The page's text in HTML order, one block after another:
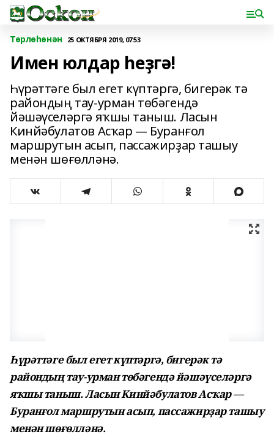
Төрлөһөнән 25 ОКТЯБРЯ 2019, 07:53
Имен юлдар һеҙгә!
Һүрәттәге был егет күптәргә, бигерәк тә
райондың тау-урман төбәгендә
йәшәүселәргә яҡшы таныш. Ласын
Кинйәбулатов Асҡар — Буранғол
маршрутын асып, пассажирҙар ташыу
менән шөғөлләнә.
Һүрәттәге был егет күптәргә, бигерәк тә
райондың тау-урман төбәгендә йәшәүселәргә
яҡшы таныш. Ласын Кинйәбулатов Асҡар —
Буранғол маршрутын асып, пассажирҙар ташыу
менән шөғөлләнә.